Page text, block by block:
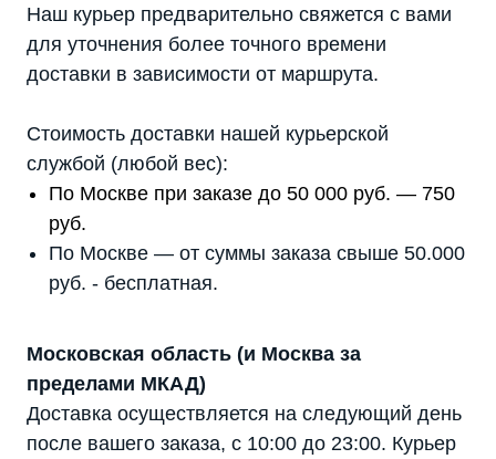
Наш курьер предварительно свяжется с вами
для уточнения более точного времени
доставки в зависимости от маршрута.
Стоимость доставки нашей курьерской
службой (любой вес):
По Москве при заказе до 50 000 руб. — 750
руб.
По Москве — от суммы заказа свыше 50.000
руб. - бесплатная.
Московская область (и Москва за
пределами МКАД)
Доставка осуществляется на следующий день
после вашего заказа, с 10:00 до 23:00. Курьер